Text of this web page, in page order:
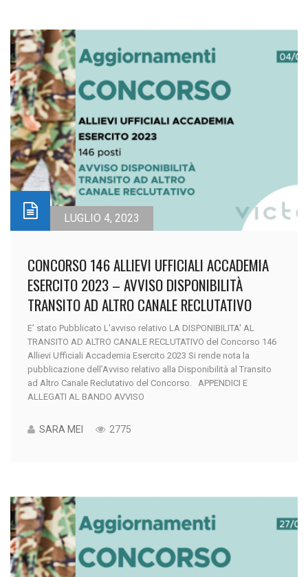
LUGLIO 4, 2023
CONCORSO 146 ALLIEVI UFFICIALI ACCADEMIA
ESERCITO 2023 – AVVISO DISPONIBILITÀ
TRANSITO AD ALTRO CANALE RECLUTATIVO
E’ stato Pubblicato L'avviso relativo LA DISPONIBILITA' AL
TRANSITO AD ALTRO CANALE RECLUTATIVO del Concorso 146
Allievi Ufficiali Accademia Esercito 2023 Si rende nota la
pubblicazione dell’Avviso relativo alla Disponibilità al Transito
ad Altro Canale Reclutativo del Concorso. APPENDICI E
ALLEGATI AL BANDO AVVISO
SARA MEI 2775